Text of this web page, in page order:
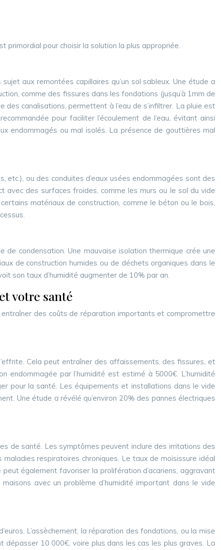
primordial pour choisir la solution la plus appropriée.
aux remontées capillaires qu’un sol sableux. Une étude a
comme des fissures dans les fondations (jusqu’à 1mm de
canalisations, permettent à l’eau de s’infiltrer. La pluie est
pour faciliter l’écoulement de l’eau, évitant ainsi
endommagés ou mal isolés. La présence de gouttières mal
etc.), ou des conduites d’eaux usées endommagées sont des
avec des surfaces froides, comme les murs ou le sol du vide
matériaux de construction, comme le béton ou le bois,
de condensation. Une mauvaise isolation thermique crée une
de construction humides ou de déchets organiques dans le
son taux d’humidité augmenter de 10% par an.
votre santé
des coûts de réparation importants et compromettre
Cela peut entraîner des affaissements, des fissures, et
par l’humidité est estimé à 5000€. L’humidité
pour la santé. Les équipements et installations dans le vide
Une étude a révélé qu’environ 20% des pannes électriques
de santé. Les symptômes peuvent inclure des irritations des
respiratoires chroniques. Le taux de moisissure idéal
également favoriser la prolifération d’acariens, aggravant
avec un problème d’humidité important dans le vide
L’assèchement, la réparation des fondations, ou la mise
10 000€, voire plus dans les cas les plus graves. La